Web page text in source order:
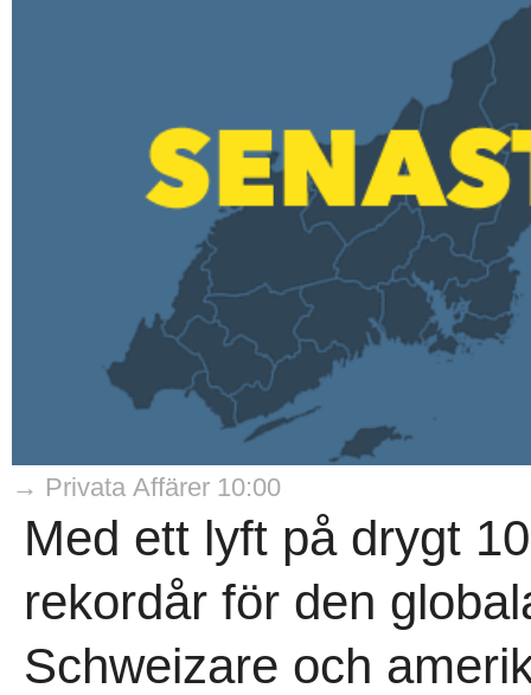
→ Privata Affärer 10:00
Med ett lyft på drygt
rekordår för den
Schweizare och